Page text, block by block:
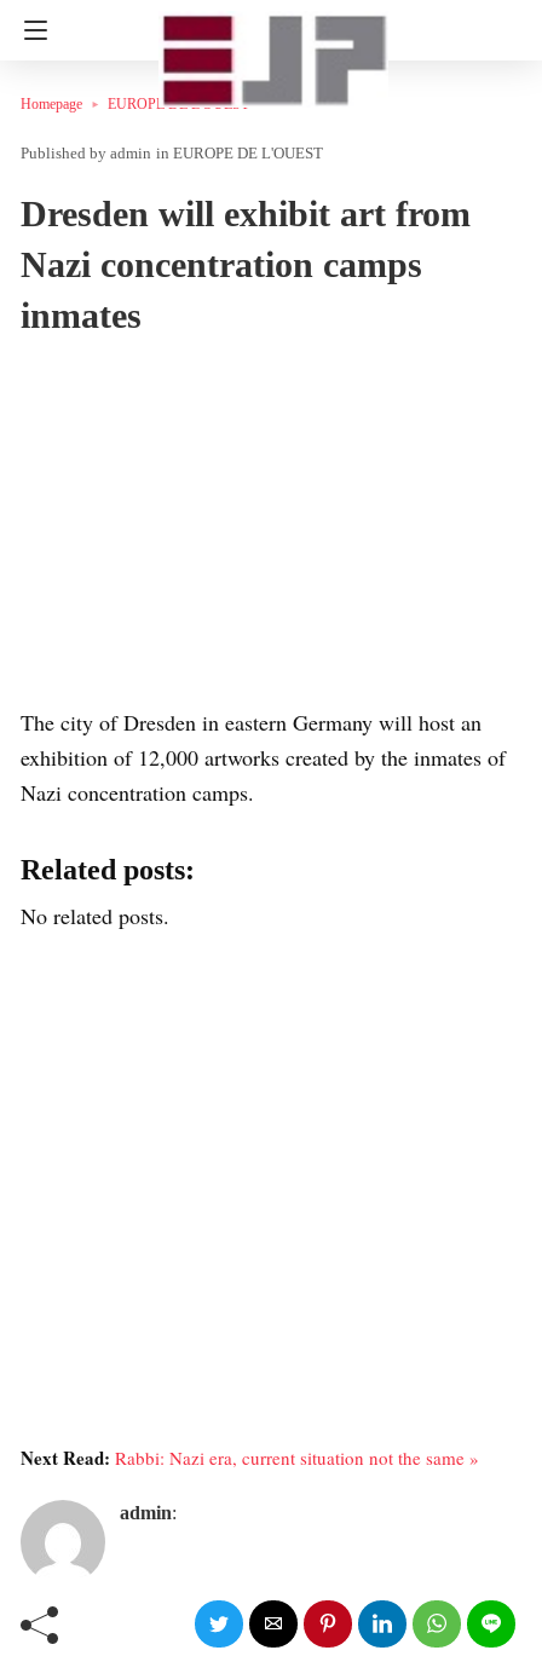
Homepage EUROPE DE L'OUEST
admin in EUROPE DE L'OUEST
Dresden will exhibit art from
Nazi concentration camps
inmates
The city of Dresden in eastern Germany will host an
exhibition of 12,000 artworks created by the inmates of
Nazi concentration camps.
Related posts:
No related posts.
Next Read: Rabbi: Nazi era, current situation not the same »
admin: